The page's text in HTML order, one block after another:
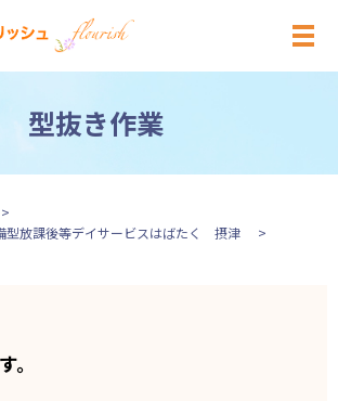
メ
型抜き作業
放課後等デイサービスはばたく 摂津
。